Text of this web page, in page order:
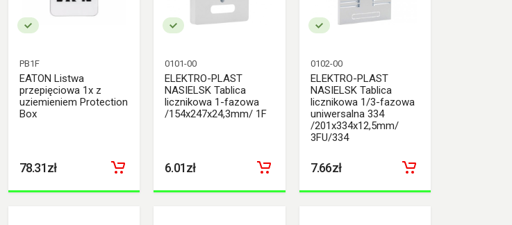
PB1F
EATON Listwa
przepięciowa 1x z
uziemieniem Protection
Box
78.31zł
0101-00
ELEKTRO-PLAST
NASIELSK Tablica
licznikowa 1-fazowa
/154x247x24,3mm/ 1F
6.01zł
0102-00
ELEKTRO-PLAST
NASIELSK Tablica
licznikowa 1/3-fazowa
uniwersalna 334
/201x334x12,5mm/
3FU/334
7.66zł